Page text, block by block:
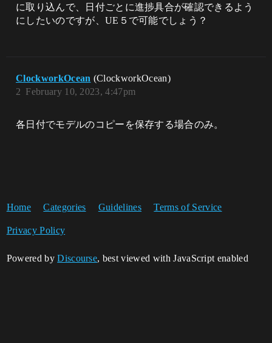
に取り込んで、日付ごとに進捗具合が確認できるよう
にしたいのですが、UE５で可能でしょう？
ClockworkOcean (ClockworkOcean)
February 10, 2023, 4:47pm
2
各日付でモデルのコピーを保存する場合のみ。
Home Categories Guidelines Terms of Service
Privacy Policy
Powered byDiscourse, best viewed with JavaScript enabled